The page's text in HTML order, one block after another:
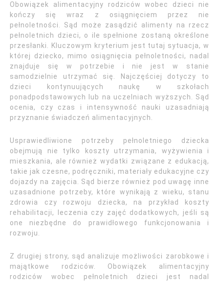
Obowiązek alimentacyjny rodziców wobec dzieci nie
kończy się wraz z osiągnięciem przez nie
pełnoletności. Sąd może zasądzić alimenty na rzecz
pełnoletnich dzieci, o ile spełnione zostaną określone
przesłanki. Kluczowym kryterium jest tutaj sytuacja, w
której dziecko, mimo osiągnięcia pełnoletności, nadal
znajduje się w potrzebie i nie jest w stanie
samodzielnie utrzymać się. Najczęściej dotyczy to
dzieci kontynuujących naukę w szkołach
ponadpodstawowych lub na uczelniach wyższych. Sąd
ocenia, czy czas i intensywność nauki uzasadniają
przyznanie świadczeń alimentacyjnych.
Usprawiedliwione potrzeby pełnoletniego dziecka
obejmują nie tylko koszty utrzymania, wyżywienia i
mieszkania, ale również wydatki związane z edukacją,
takie jak czesne, podręczniki, materiały edukacyjne czy
dojazdy na zajęcia. Sąd bierze również pod uwagę inne
uzasadnione potrzeby, które wynikają z wieku, stanu
zdrowia czy rozwoju dziecka, na przykład koszty
rehabilitacji, leczenia czy zajęć dodatkowych, jeśli są
one niezbędne do prawidłowego funkcjonowania i
rozwoju.
Z drugiej strony, sąd analizuje możliwości zarobkowe i
majątkowe rodziców. Obowiązek alimentacyjny
rodziców wobec pełnoletnich dzieci jest nadal